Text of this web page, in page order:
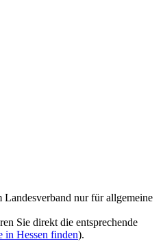
nur für allgemeine
Sie direkt die entsprechende
in Hessen finden).